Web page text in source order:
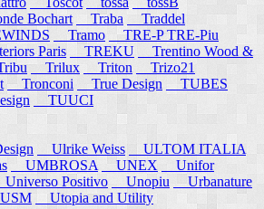
Bochart
Traba
Traddel
Tramo
TRE-P TRE-Piu
Paris
TREKU
Trentino Wood &
Trilux Triton
Trizo21
Tronconi True Design
TUBES
TUUCI
Ulrike Weiss
ULTOM ITALIA
UMBROSA UNEX
Unifor
Positivo Unopiu
Urbanature
Utopia and Utility